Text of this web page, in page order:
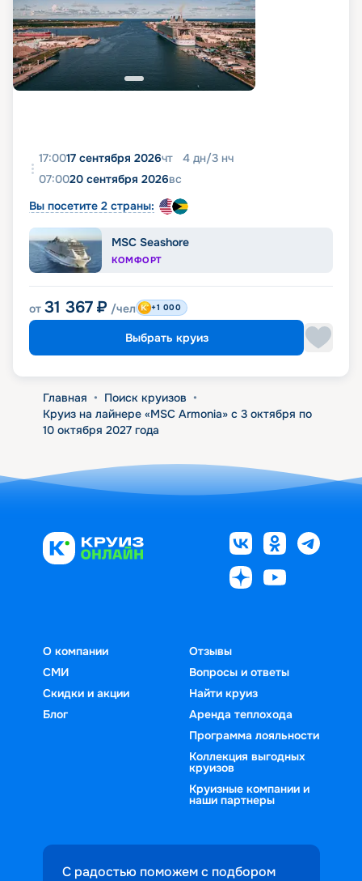
17:0017 сентября 2026чт 4 дн/3 нч
07:0020 сентября 2026вс
Вы посетите 2 страны:
MSC Seashore
КОМФОРТ
от 31 367 ₽ /чел +1 000
Выбрать круиз
Главная • Поиск круизов •
Круиз на лайнере «MSC Armonia» с 3 октября по
10 октября 2027 года
О компании
СМИ
Скидки и акции
Блог
Отзывы
Вопросы и ответы
Найти круиз
Аренда теплохода
Программа лояльности
Коллекция выгодных
круизов
Круизные компании и
наши партнеры
С радостью поможем с подбором